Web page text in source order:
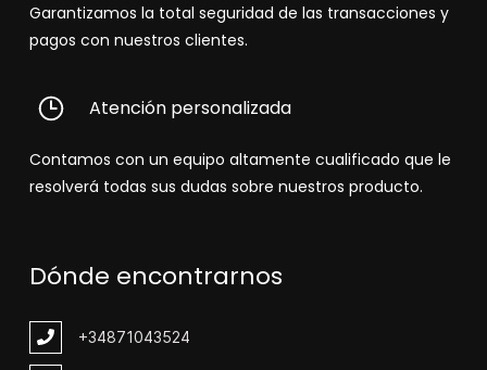
Garantizamos la total seguridad de las transacciones y
pagos con nuestros clientes.
Atención personalizada
Contamos con un equipo altamente cualificado que le
resolverá todas sus dudas sobre nuestros producto.
Dónde encontrarnos
+34871043524